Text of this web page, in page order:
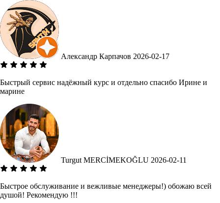
Александр Карпачов 2026-02-17
Быстрый сервис надёжный курс и отдельно спасибо Ирине и
марине
Turgut MERCİMEKOĞLU 2026-02-11
Быстрое обслуживание и вежливые менеджеры!) обожаю всей
душой! Рекомендую !!!